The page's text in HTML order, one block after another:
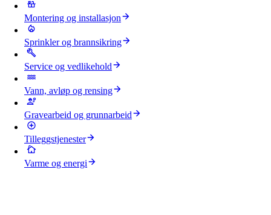
Montering og installasjon
Sprinkler og brannsikring
Service og vedlikehold
Vann, avløp og rensing
Gravearbeid og grunnarbeid
Tilleggstjenester
Varme og energi